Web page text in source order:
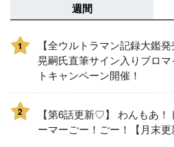
週間
1
【全ウルトラマン記録大鑑
晃嗣氏直筆サイン入りブロ
トキャンペーン開催！
2
【第6話更新♡】 わんもあ！
ーマーごー！ごー！【月末更